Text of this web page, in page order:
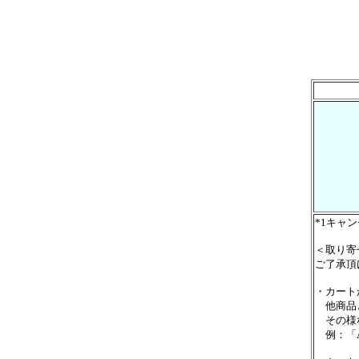
*1キャ
＜取り
ご了承
・カー
他商品
その様
例：「